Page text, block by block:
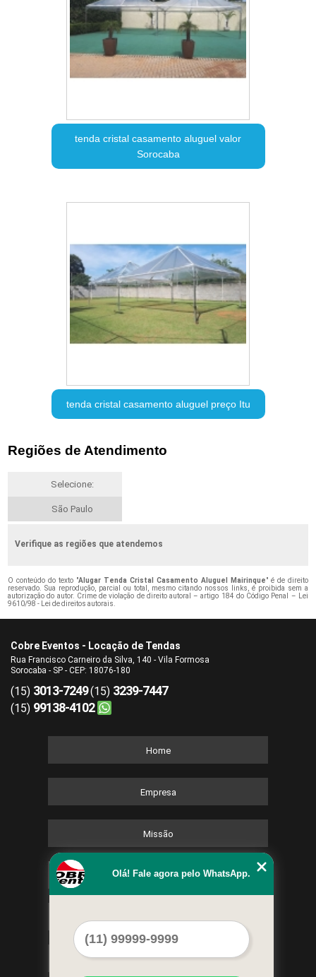
tenda cristal casamento aluguel valor
Sorocaba
tenda cristal casamento aluguel preço Itu
Regiões de Atendimento
Selecione:
São Paulo
Verifique as regiões que atendemos
O conteúdo do texto "Alugar Tenda Cristal Casamento Aluguel Mairinque" é de direito
reservado. Sua reprodução, parcial ou total, mesmo citando nossos links, é proibida sem a
autorização do autor. Crime de violação de direito autoral – artigo 184 do Código Penal – Lei
9610/98 - Lei de direitos autorais.
Cobre Eventos - Locação de Tendas
Rua Francisco Carneiro da Silva, 140 - Vila Formosa
Sorocaba - SP - CEP: 18076-180
(15) 3013-7249(15) 3239-7447
(15) 99138-4102
Home
Empresa
Missão
Serviços
Mapa do site
Olá! Fale agora pelo WhatsApp.